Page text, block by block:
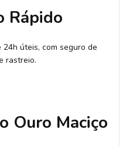
Rápido
úteis, com seguro de
rastreio.
Ouro Maciço